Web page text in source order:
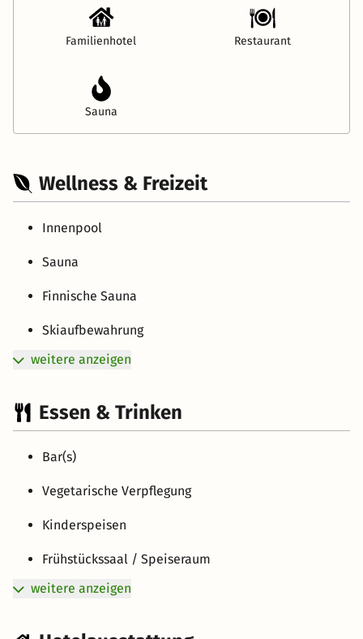
Familienhotel Restaurant
Sauna
Wellness & Freizeit
Innenpool
Sauna
Finnische Sauna
Skiaufbewahrung
weitere anzeigen
Essen & Trinken
Bar(s)
Vegetarische Verpflegung
Kinderspeisen
Frühstückssaal / Speiseraum
weitere anzeigen